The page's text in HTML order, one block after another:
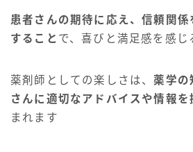
患者さんの期待に応え、信頼関係
すること で、喜びと満足感を感じ
薬剤師としての楽しさは、薬学の
さんに適切なアドバイスや情報を
まれます